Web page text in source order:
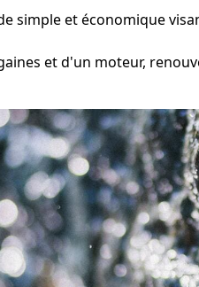
simple et économique
et d'un moteur,